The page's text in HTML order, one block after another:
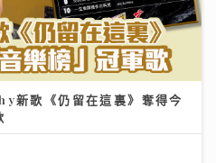
新歌《仍留在這裏》奪得今